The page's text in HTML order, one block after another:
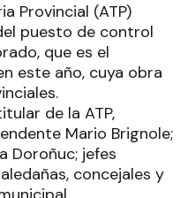
Provincial (ATP)
puesto de control
que es el
este año, cuya obra
de la ATP,
Mario Brignole;
Doroñuc; jefes
concejales y